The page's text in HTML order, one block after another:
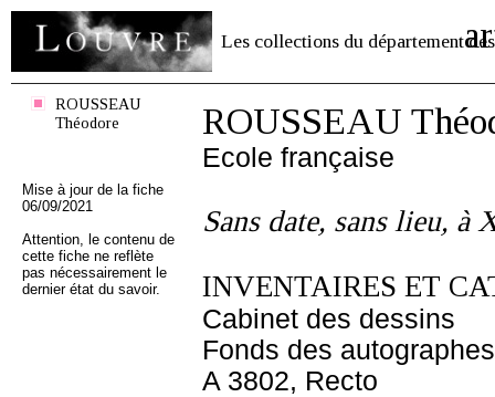
Les collections du département des
ROUSSEAU
Théodore
Mise à jour de la fiche
06/09/2021
Attention, le contenu de
cette fiche ne reflète
pas nécessairement le
dernier état du savoir.
ROUSSEAU
Ecole française
Sans date, sans lieu, à
INVENTAIRES ET
Cabinet des dessins
Fonds des autographes
A 3802, Recto